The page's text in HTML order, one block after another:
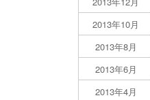
2013年10月
2013年8月
2013年6月
2013年4月